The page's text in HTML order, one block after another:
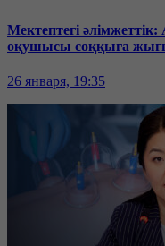
Мектептегі
оқушысы соққыға
26 января, 19:35